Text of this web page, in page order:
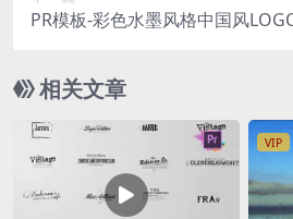
PR模板-彩色水墨风格中国风
相关文章
VIP